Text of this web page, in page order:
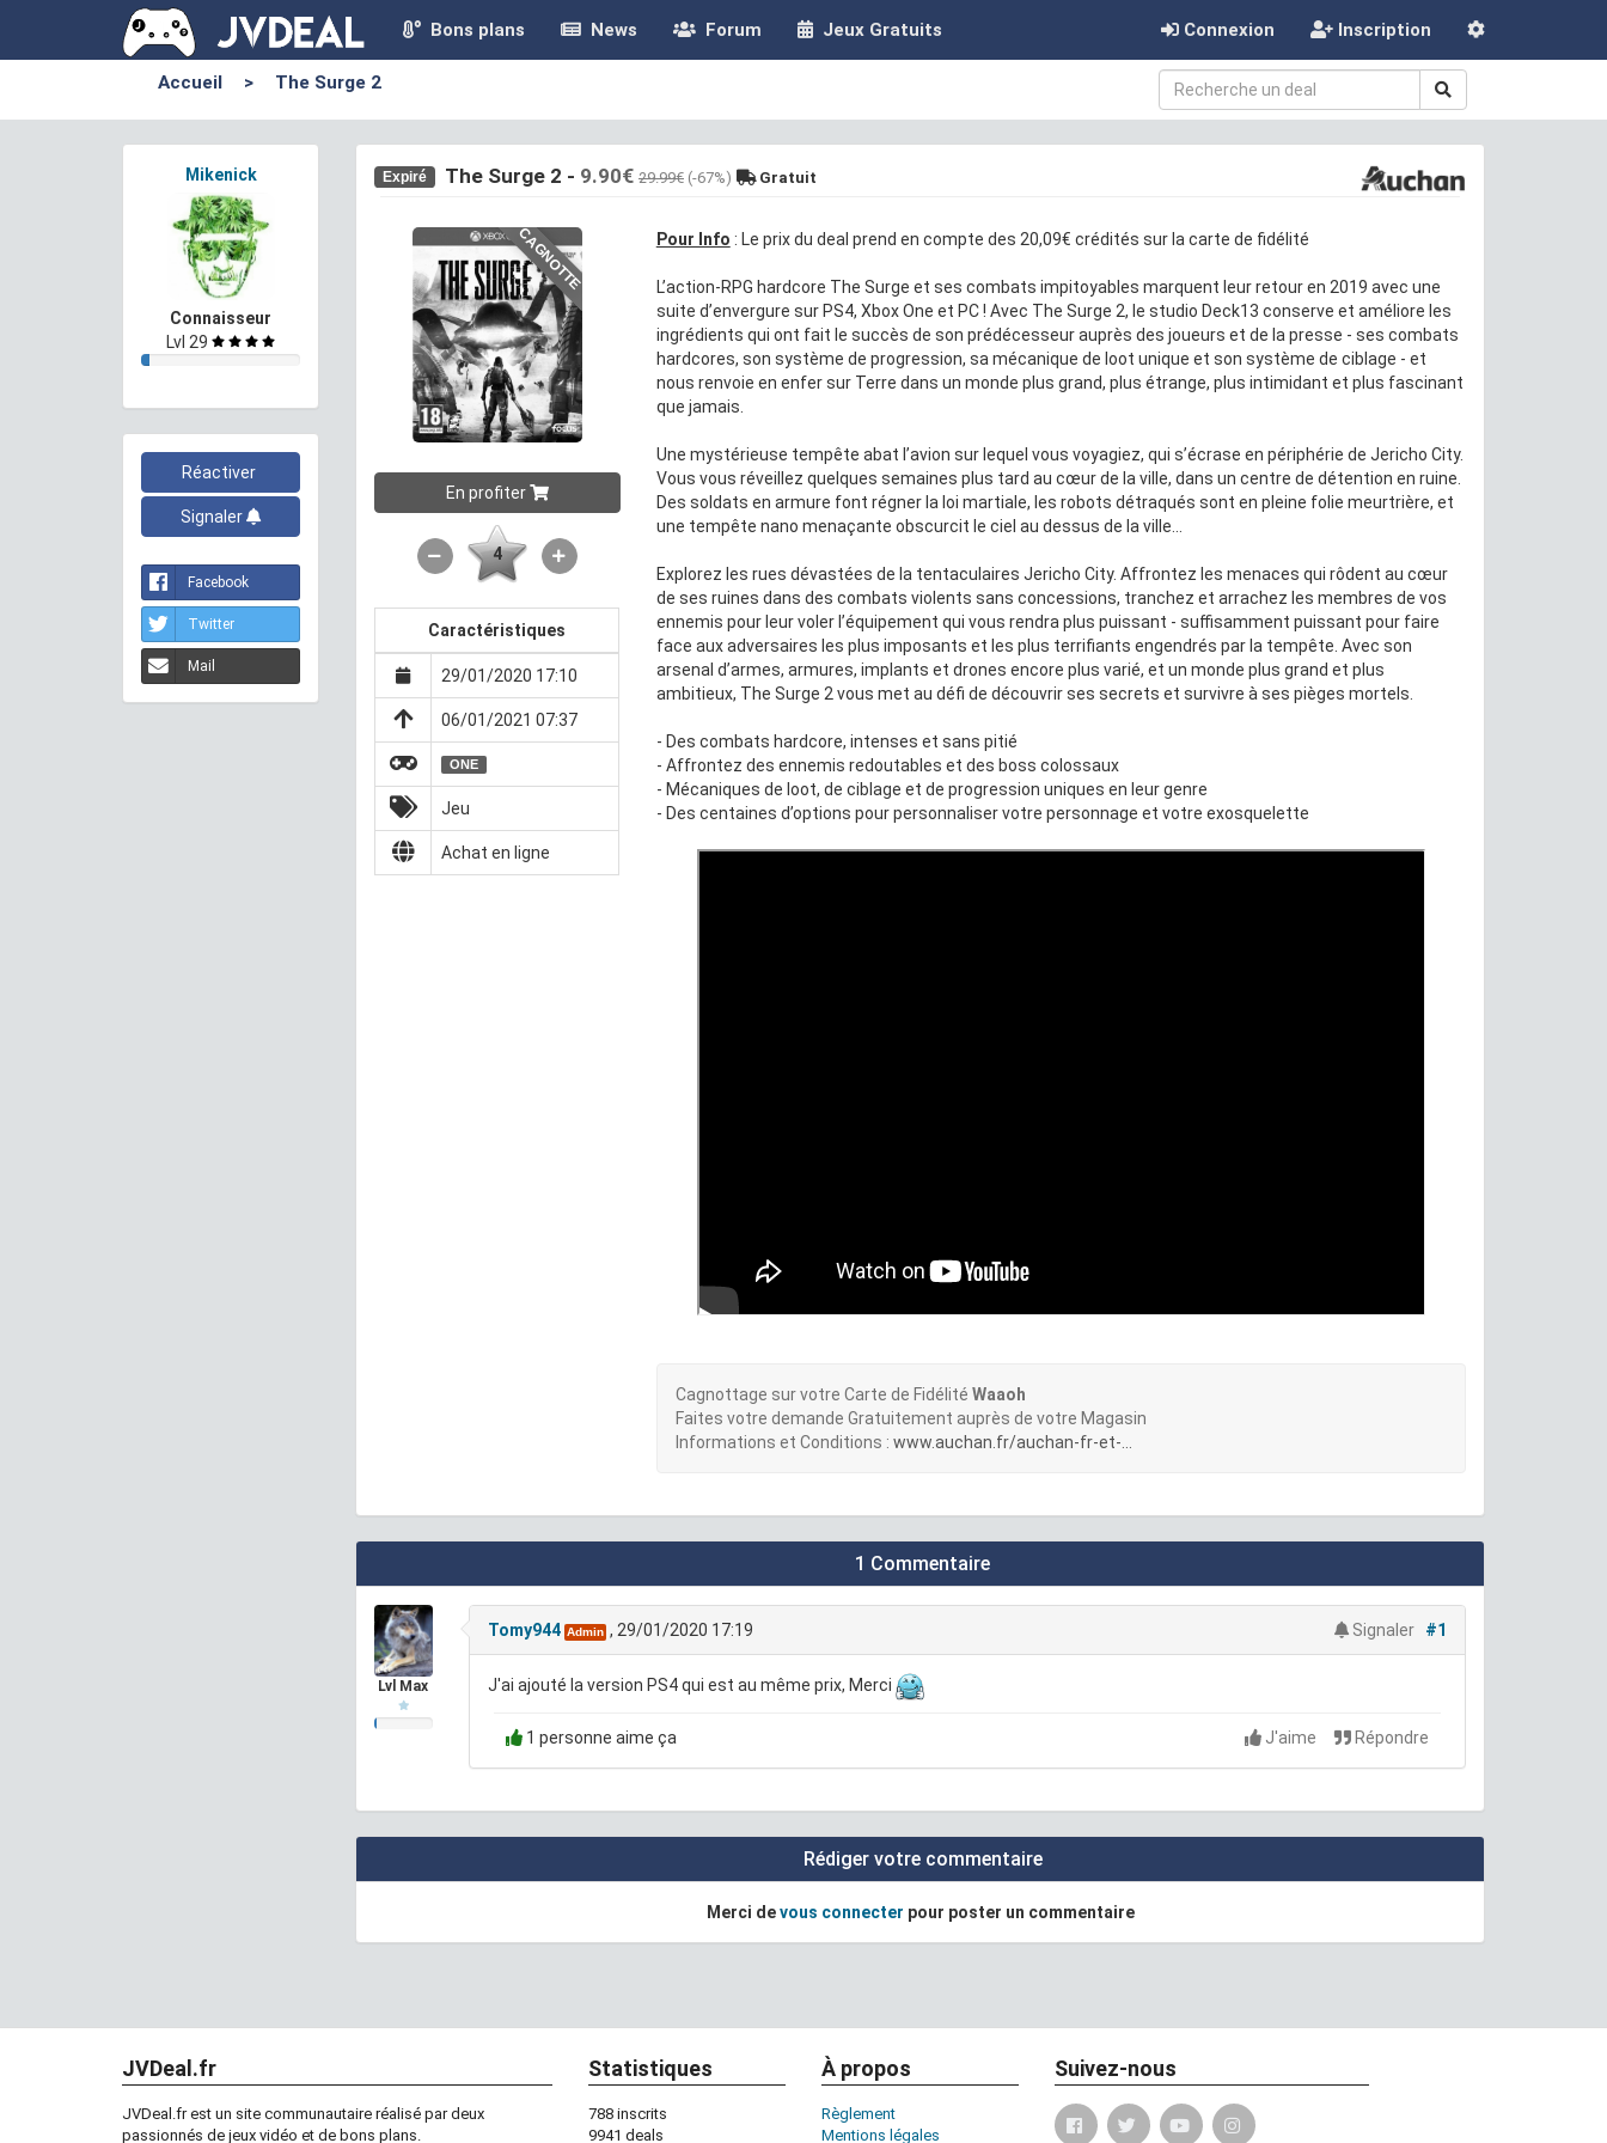
Bons plans News Forum Jeux Gratuits Connexion Inscription
Accueil > The Surge 2
Expiré The Surge 2 - 9.90€ 29.99€ (-67%) Gratuit
CAGNOTTE
En profiter
4
Caractéristiques
29/01/2020 17:10
06/01/2021 07:37
ONE
Jeu
Achat en ligne
Pour Info : Le prix du deal prend en compte des 20,09€ crédités sur la carte de fidélité
L’action-RPG hardcore The Surge et ses combats impitoyables marquent leur retour en 2019 avec une
suite d’envergure sur PS4, Xbox One et PC ! Avec The Surge 2, le studio Deck13 conserve et améliore les
ingrédients qui ont fait le succès de son prédécesseur auprès des joueurs et de la presse - ses combats
hardcores, son système de progression, sa mécanique de loot unique et son système de ciblage - et
nous renvoie en enfer sur Terre dans un monde plus grand, plus étrange, plus intimidant et plus fascinant
que jamais.
Une mystérieuse tempête abat l’avion sur lequel vous voyagiez, qui s’écrase en périphérie de Jericho City.
Vous vous réveillez quelques semaines plus tard au cœur de la ville, dans un centre de détention en ruine.
Des soldats en armure font régner la loi martiale, les robots détraqués sont en pleine folie meurtrière, et
une tempête nano menaçante obscurcit le ciel au dessus de la ville...
Explorez les rues dévastées de la tentaculaires Jericho City. Affrontez les menaces qui rôdent au cœur
de ses ruines dans des combats violents sans concessions, tranchez et arrachez les membres de vos
ennemis pour leur voler l’équipement qui vous rendra plus puissant - suffisamment puissant pour faire
face aux adversaires les plus imposants et les plus terrifiants engendrés par la tempête. Avec son
arsenal d’armes, armures, implants et drones encore plus varié, et un monde plus grand et plus
ambitieux, The Surge 2 vous met au défi de découvrir ses secrets et survivre à ses pièges mortels.
- Des combats hardcore, intenses et sans pitié
- Affrontez des ennemis redoutables et des boss colossaux
- Mécaniques de loot, de ciblage et de progression uniques en leur genre
- Des centaines d’options pour personnaliser votre personnage et votre exosquelette
Cagnottage sur votre Carte de Fidélité Waaoh
Faites votre demande Gratuitement auprès de votre Magasin
Informations et Conditions : www.auchan.fr/auchan-fr-et-...
Mikenick
Connaisseur
Lvl 29
Réactiver
Signaler
Facebook
Twitter
Mail
1 Commentaire
Lvl Max
Tomy944 Admin, 29/01/2020 17:19 Signaler #1
J'ai ajouté la version PS4 qui est au même prix, Merci
1 personne aime ça J'aime Répondre
Rédiger votre commentaire
Merci devous connecter pour poster un commentaire
JVDeal.fr
JVDeal.fr est un site communautaire réalisé par deux
passionnés de jeux vidéo et de bons plans.
Statistiques
788 inscrits
9941 deals
À propos
Règlement
Mentions légales
Suivez-nous